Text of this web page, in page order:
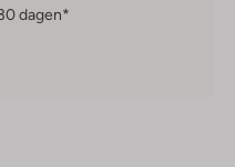
dagen*